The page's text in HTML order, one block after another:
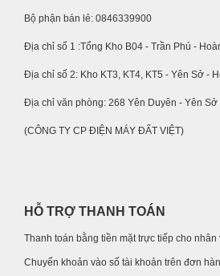
Bộ phận bán lẻ: 0846339900
Địa chỉ số 1 :Tổng Kho B04 - Trần Phú -
Địa chỉ số 2: Kho KT3, KT4, KT5 - Yên Sở -
Địa chỉ văn phòng: 268 Yên Duyên - Yên Sở
(CÔNG TY CP ĐIỆN MÁY ĐẤT VIỆT)
HỖ TRỢ THANH TOÁN
Thanh toán bằng tiền mặt trực tiếp cho nhân
Chuyển khoản vào số tài khoản trên đơn